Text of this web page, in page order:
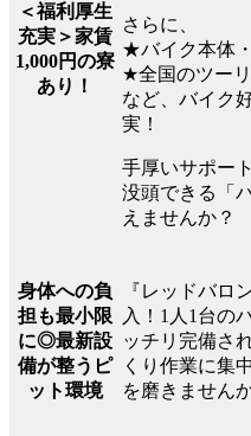
＜福利厚生
充実＞家賃
1,000円の寮
あり！
さらに、
★バイク本体
★全国のツー
など、バイク
実！
手厚いサポー
没頭できる「
えませんか？
身体への負
担も最小限
に◎最新設
備が整うピ
ット環境
『レッドバロ
入！1人1台の
ッチリ完備さ
くり作業に集
を磨きません